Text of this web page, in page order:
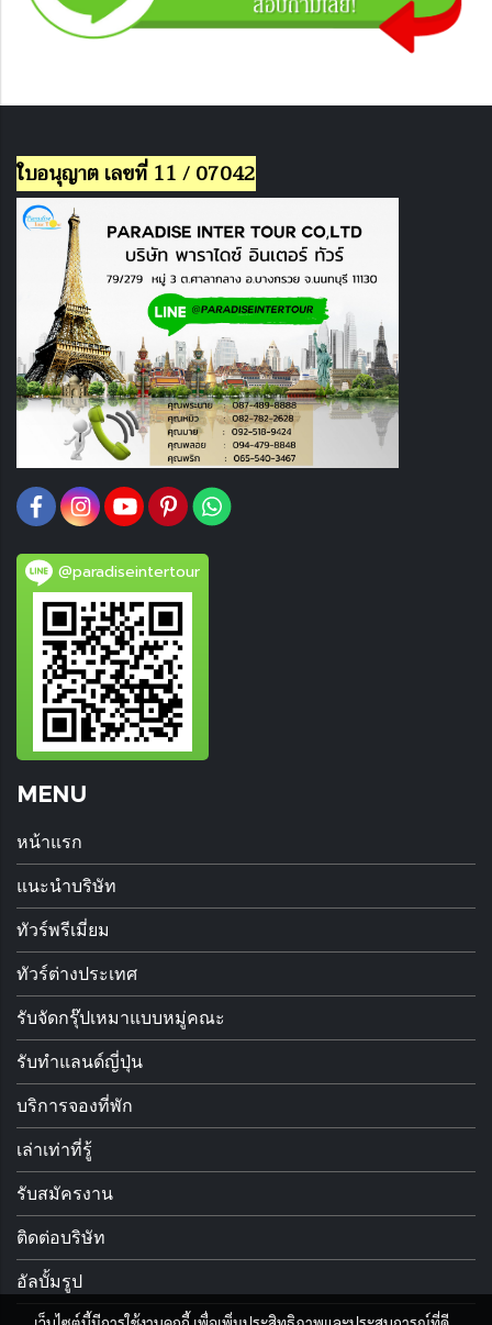
ใบอนุญาต เลขที่ 11 / 07042
@paradiseintertour
MENU
หน้าแรก
แนะนำบริษัท
ทัวร์พรีเมี่ยม
ทัวร์ต่างประเทศ
รับจัดกรุ๊ปเหมาแบบหมู่คณะ
รับทำแลนด์ญี่ปุ่น
บริการจองที่พัก
เล่าเท่าที่รู้
รับสมัครงาน
ติดต่อบริษัท
อัลบั้มรูป